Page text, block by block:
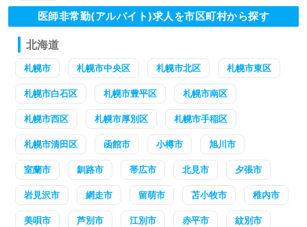
医師非常勤(アルバイト)求人を市区町村から探す
北海道
札幌市 札幌市中央区 札幌市北区 札幌市東区
札幌市白石区 札幌市豊平区 札幌市南区
札幌市西区 札幌市厚別区 札幌市手稲区
札幌市清田区 函館市 小樽市 旭川市
室蘭市 釧路市 帯広市 北見市 夕張市
岩見沢市 網走市 留萌市 苫小牧市 稚内市
美唄市 芦別市 江別市 赤平市 紋別市